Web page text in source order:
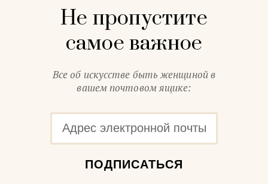
Не пропустите
самое важное
Все об искусстве быть женщиной в
вашем почтовом ящике:
ПОДПИСАТЬСЯ